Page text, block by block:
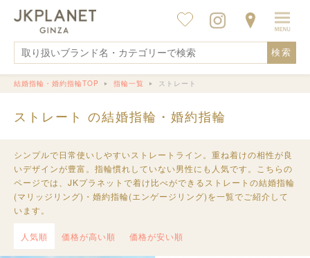
検索
結婚指輪・婚約指輪TOP 指輪一覧 ストレート
ストレート の結婚指輪・婚約指輪
シンプルで日常使いしやすいストレートライン。重ね着けの相性が良
いデザインが豊富。指輪慣れしていない男性にも人気です。こちらの
ページでは、JKプラネットで着け比べができるストレートの結婚指輪
(マリッジリング)・婚約指輪(エンゲージリング)を一覧でご紹介して
います。
人気順 価格が高い順 価格が安い順